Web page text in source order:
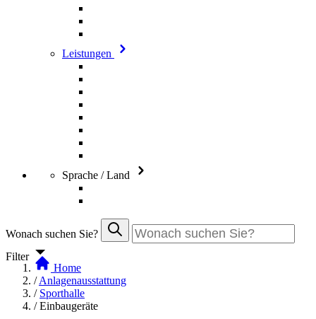
Leistungen
Sprache / Land
Wonach suchen Sie?
Filter
Home
/ Anlagenausstattung
/ Sporthalle
/ Einbaugeräte